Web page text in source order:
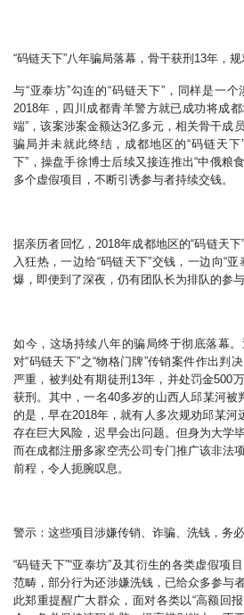
“码链天下”八年骗局落幕，骨干获刑13年，
与“亚泰坊”勾连的“码链天下”，同样是一个
2018年，四川成都青羊警方就已成功将成都
端”，该案涉案金额达3亿多元，相关骨干成
骗局并未就此终结，成都地区的“码链天下
下”，操盘手徐博士后续又接连推出“中俄粮食
多个虚假项目，不断引诱参与者持续交钱。
据亲历者回忆，2018年成都地区的“码链天
入狂热，一边给“码链天下”交钱，一边向“
爆，即便到了深夜，仍有团队长为排队的参与
如今，这场持续八年的骗局终于彻底落幕
对“码链天下”之“物格门牌”传销案件作出判
严重，被判处有期徒刑13年，并处罚金500
获刑。其中，一名40多岁的山西人邱某河被
的是，早在2018年，就有人多次规劝邱某河
存在巨大风险，迟早会出问题。但身为大学
而在成都注册多家空壳公司专门推广该非法
前程，令人扼腕叹息。
警示：这些项目涉嫌传销、诈骗、洗钱，务
“码链天下”“亚泰坊”及其衍生的各类虚假项
范畴，部分行为还涉嫌洗钱，已给众多参与
此郑重提醒广大群众，面对各类以“高额回